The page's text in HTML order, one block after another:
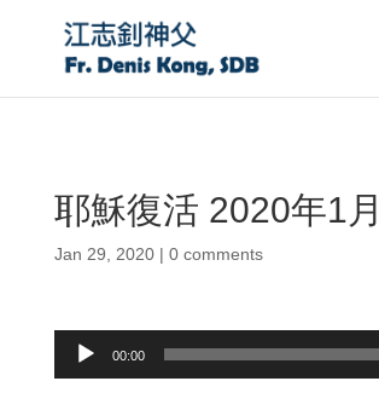
耶穌復活 2020年1
Jan 29, 2020| 0 comments
Audio
00:00